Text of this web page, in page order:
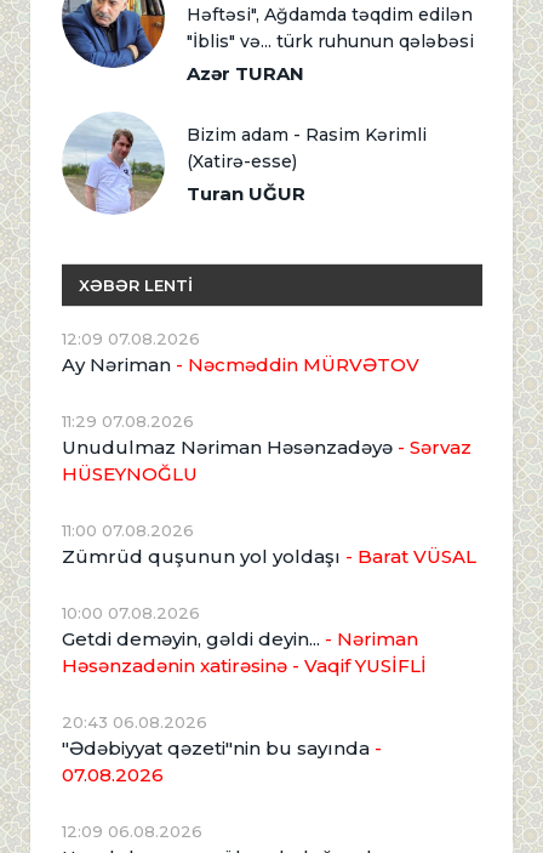
Həftəsi", Ağdamda təqdim edilən
"İblis" və... türk ruhunun qələbəsi
Azər TURAN
Bizim adam - Rasim Kərimli
(Xatirə-esse)
Turan UĞUR
XƏBƏR LENTİ
12:09 07.08.2026
Ay Nəriman - Nəcməddin MÜRVƏTOV
11:29 07.08.2026
Unudulmaz Nəriman Həsənzadəyə - Sərvaz
HÜSEYNOĞLU
11:00 07.08.2026
Zümrüd quşunun yol yoldaşı - Barat VÜSAL
10:00 07.08.2026
Getdi deməyin, gəldi deyin... - Nəriman
Həsənzadənin xatirəsinə - Vaqif YUSİFLİ
20:43 06.08.2026
"Ədəbiyyat qəzeti"nin bu sayında -
07.08.2026
12:09 06.08.2026